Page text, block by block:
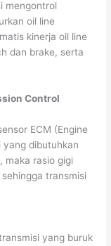
mengontrol
oil line
kinerja oil line
dan brake, serta
Control
ECM (Engine
yang dibutuhkan
maka rasio gigi
transmisi
yang buruk